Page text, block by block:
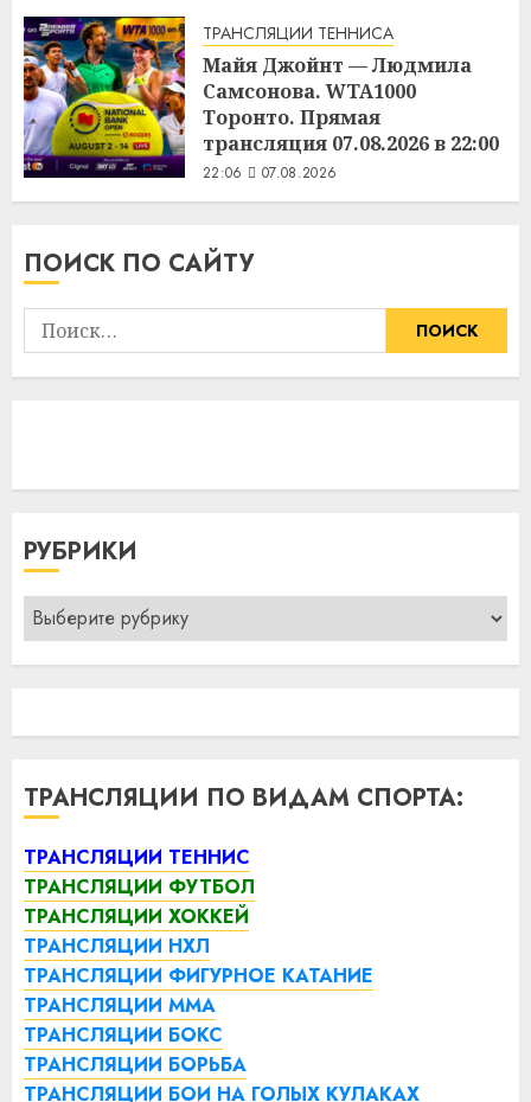
ТРАНСЛЯЦИИ ТЕННИСА
Майя Джойнт — Людмила
Самсонова. WTA1000
Торонто. Прямая
трансляция 07.08.2026 в 22:00
22:06 07.08.2026
ПОИСК ПО САЙТУ
Найти:
РУБРИКИ
Рубрики
ТРАНСЛЯЦИИ ПО ВИДАМ СПОРТА:
ТРАНСЛЯЦИИ ТЕННИС
ТРАНСЛЯЦИИ ФУТБОЛ
ТРАНСЛЯЦИИ ХОККЕЙ
ТРАНСЛЯЦИИ НХЛ
ТРАНСЛЯЦИИ ФИГУРНОЕ КАТАНИЕ
ТРАНСЛЯЦИИ ММА
ТРАНСЛЯЦИИ БОКС
ТРАНСЛЯЦИИ БОРЬБА
ТРАНСЛЯЦИИ БОИ НА ГОЛЫХ КУЛАКАХ